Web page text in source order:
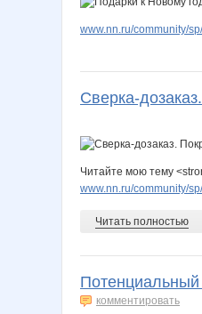
www.nn.ru/community/
Сверка-
Читайте мою тему
www.nn.ru/community/
Читать полностью
Потенциальный
комментировать